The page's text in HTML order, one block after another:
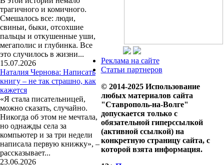
трагичного и комичного.
Смешалось все: люди,
свиньи, быки, отсохшие
пальцы и откушенные уши,
мегаполис и глубинка. Все
это случилось в жизни...
15.07.2026
Наталия Чернова: Написать
книгу – не так страшно, как
кажется
«Я стала писательницей,
можно сказать, случайно.
Никогда об этом не мечтала,
но однажды села за
компьютер и за три недели
написала первую книжку», –
рассказывает...
23.06.2026
Реклама на сайте
Статьи партнеров
© 2014-2025 Использование
любых материалов сайта
"Ставрополь-на-Волге"
допускается только с
обязательной гиперссылкой
(активной ссылкой) на
конкретную страницу сайта, с
которой взята информация.